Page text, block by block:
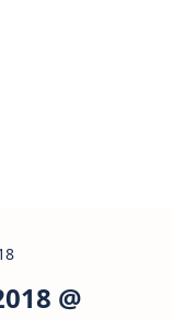
@